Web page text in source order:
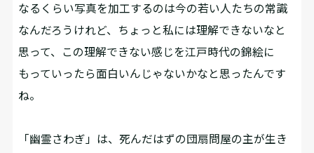
なるくらい写真を加工するのは今の若い人たちの常識
なんだろうけれど、ちょっと私には理解できないなと
思って、この理解できない感じを江戸時代の錦絵に
もっていったら面白いんじゃないかなと思ったんです
ね。
――「幽霊さわぎ」は、死んだはずの団扇問屋の主が生き